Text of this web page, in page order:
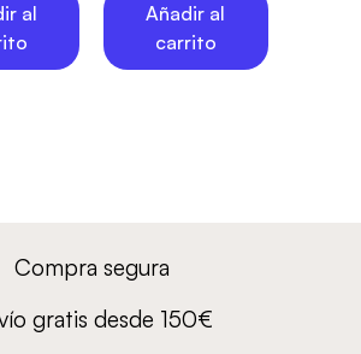
al
Añadir al
carrito
Compra segura
gratis desde 150€